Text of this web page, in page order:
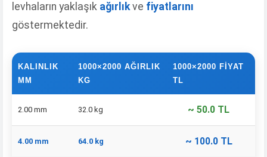
levhaların yaklaşık ağırlıkve fiyatlarını
göstermektedir.
KALINLIK
MM
1000×2000 AĞIRLIK
KG
1000×2000 FIYAT
TL
2.00 mm 32.0 kg ~ 50.0 TL
4.00 mm 64.0 kg ~ 100.0 TL